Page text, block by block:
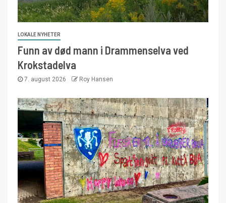
LOKALE NYHETER
Funn av død mann i Drammenselva ved
Krokstadelva
7. august 2026 Roy Hansen